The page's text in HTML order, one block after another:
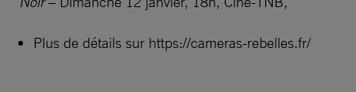
Plus de détails sur https://cameras-rebelles.fr/